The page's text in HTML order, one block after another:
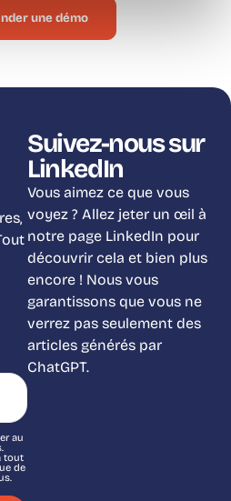
une démo
au
tout
de
Suivez-nous sur
LinkedIn
Vous aimez ce que vous
voyez ? Allez jeter un œil à
notre page LinkedIn pour
découvrir cela et bien plus
encore ! Nous vous
garantissons que vous ne
verrez pas seulement des
articles générés par
ChatGPT.